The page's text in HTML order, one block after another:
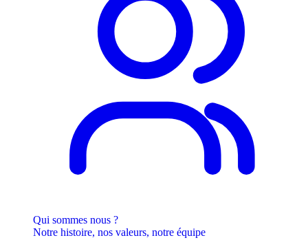
Qui sommes nous ?
Notre histoire, nos valeurs, notre équipe